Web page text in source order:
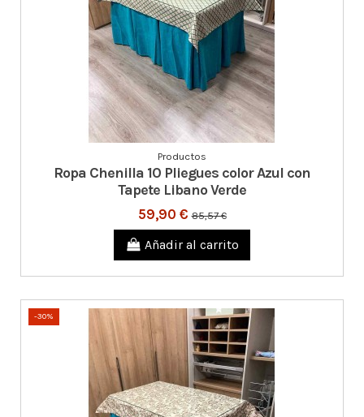
Productos
Ropa Chenilla 10 Pliegues color Azul con
Tapete Libano Verde
59,90 €85,57 €
Añadir al carrito
-30%